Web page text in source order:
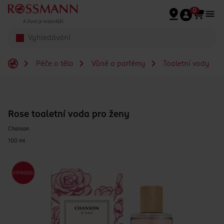
Přeskočit na hlavmní obsah
0
Péče o tělo Vůně a parfémy Toaletní vody
Rose toaletní voda pro ženy
Chanson
100 ml